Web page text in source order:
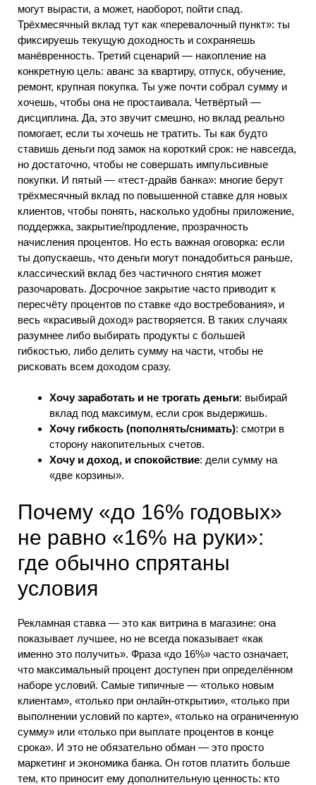
могут вырасти, а может, наоборот, пойти спад.
Трёхмесячный вклад тут как «перевалочный пункт»: ты
фиксируешь текущую доходность и сохраняешь
манёвренность. Третий сценарий — накопление на
конкретную цель: аванс за квартиру, отпуск, обучение,
ремонт, крупная покупка. Ты уже почти собрал сумму и
хочешь, чтобы она не простаивала. Четвёртый —
дисциплина. Да, это звучит смешно, но вклад реально
помогает, если ты хочешь не тратить. Ты как будто
ставишь деньги под замок на короткий срок: не навсегда,
но достаточно, чтобы не совершать импульсивные
покупки. И пятый — «тест-драйв банка»: многие берут
трёхмесячный вклад по повышенной ставке для новых
клиентов, чтобы понять, насколько удобны приложение,
поддержка, закрытие/продление, прозрачность
начисления процентов. Но есть важная оговорка: если
ты допускаешь, что деньги могут понадобиться раньше,
классический вклад без частичного снятия может
разочаровать. Досрочное закрытие часто приводит к
пересчёту процентов по ставке «до востребования», и
весь «красивый доход» растворяется. В таких случаях
разумнее либо выбирать продукты с большей
гибкостью, либо делить сумму на части, чтобы не
рисковать всем доходом сразу.
Хочу заработать и не трогать деньги: выбирай
вклад под максимум, если срок выдержишь.
Хочу гибкость (пополнять/снимать): смотри в
сторону накопительных счетов.
Хочу и доход, и спокойствие: дели сумму на
«две корзины».
Почему «до 16% годовых»
не равно «16% на руки»:
где обычно спрятаны
условия
Рекламная ставка — это как витрина в магазине: она
показывает лучшее, но не всегда показывает «как
именно это получить». Фраза «до 16%» часто означает,
что максимальный процент доступен при определённом
наборе условий. Самые типичные — «только новым
клиентам», «только при онлайн-открытии», «только при
выполнении условий по карте», «только на ограниченную
сумму» или «только при выплате процентов в конце
срока». И это не обязательно обман — это просто
маркетинг и экономика банка. Он готов платить больше
тем, кто приносит ему дополнительную ценность: кто